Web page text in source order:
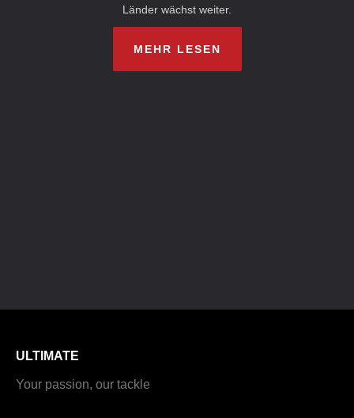
Länder wächst weiter.
MEHR LESEN
ULTIMATE
Your passion, our tackle